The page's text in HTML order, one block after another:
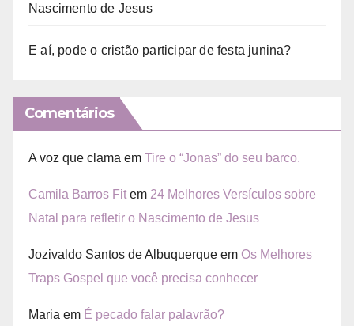
Nascimento de Jesus
E aí, pode o cristão participar de festa junina?
Comentários
A voz que clama em Tire o “Jonas” do seu barco.
Camila Barros Fit em 24 Melhores Versículos sobre
Natal para refletir o Nascimento de Jesus
Jozivaldo Santos de Albuquerque em Os Melhores
Traps Gospel que você precisa conhecer
Maria em É pecado falar palavrão?